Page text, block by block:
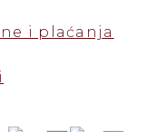
i plaćanja